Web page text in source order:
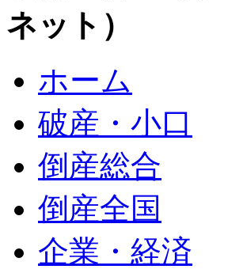
ネット）
ホーム
破産・小口
倒産総合
倒産全国
企業・経済